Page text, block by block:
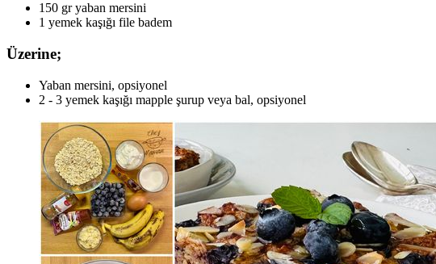
150 gr yaban mersini
1 yemek kaşığı file badem
Üzerine;
Yaban mersini, opsiyonel
2 - 3 yemek kaşığı mapple şurup veya bal, opsiyonel